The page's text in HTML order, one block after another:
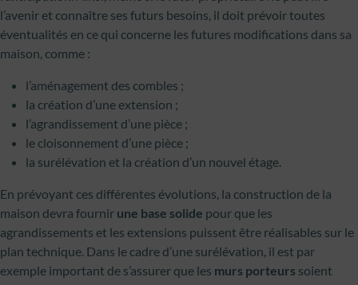
l’avenir et connaître ses futurs besoins, il doit prévoir toutes
éventualités en ce qui concerne les futures modifications dans sa
maison, comme :
l’aménagement des combles ;
la création d’une extension ;
l’agrandissement d’une pièce ;
le cloisonnement d’une pièce ;
la surélévation et la création d’un nouvel étage.
En prévoyant ces différentes évolutions, la construction de la
maison devra fournir une base solide pour que les
agrandissements et les extensions puissent être réalisables sur le
plan technique. Dans le cadre d’une surélévation, il est par
exemple important de s’assurer que les murs porteurs soient